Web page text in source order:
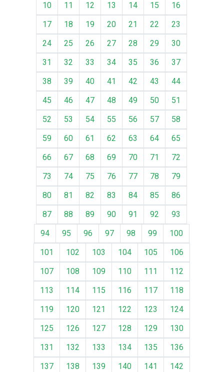
10
11 12 13 14 15
16
17
18 19 20 21 22
23
24
25 26 27 28 29
30
31
32 33 34 35 36
37
38
39 40 41 42 43
44
45
46 47 48 49 50
51
52
53 54 55 56 57
58
59
60 61 62 63 64
65
66
67 68 69 70 71
72
73
74 75 76 77 78
79
80
81 82 83 84 85
86
87
88 89 90 91 92
93
94
95 96 97 98 99
100
101
102 103 104 105
106
107
108 109 110 111
112
113
114 115 116 117
118
119
120 121 122 123
124
125
126 127 128 129
130
131
132 133 134 135
136
137
138 139 140 141
142